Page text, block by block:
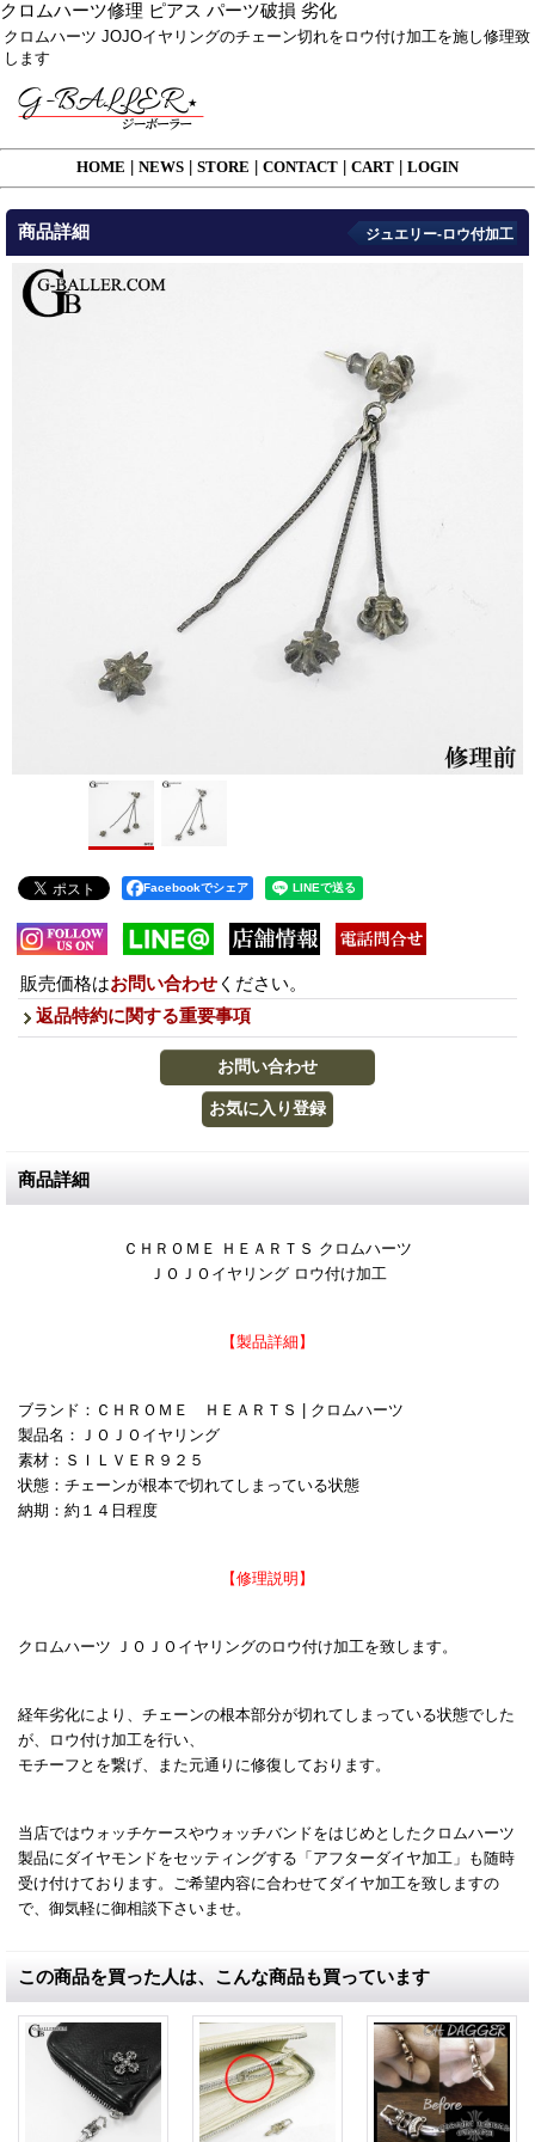
クロムハーツ修理 ピアス パーツ破損 劣化
クロムハーツ JOJOイヤリングのチェーン切れをロウ付け加工を施し修理致
します
HOME NEWS STORE CONTACT CART LOGIN
商品詳細 ジュエリー-ロウ付加工
Facebookでシェア
販売価格はお問い合わせ ください。
返品特約に関する重要事項
商品詳細
ＣＨＲＯＭＥ ＨＥＡＲＴＳ クロムハーツ
ＪＯＪＯイヤリング ロウ付け加工
【製品詳細】
ブランド：ＣＨＲＯＭＥ ＨＥＡＲＴＳ | クロムハーツ
製品名：ＪＯＪＯイヤリング
素材：ＳＩＬＶＥＲ９２５
状態：チェーンが根本で切れてしまっている状態
納期：約１４日程度
【修理説明】
クロムハーツ ＪＯＪＯイヤリングのロウ付け加工を致します。
経年劣化により、チェーンの根本部分が切れてしまっている状態でした
が、ロウ付け加工を行い、
モチーフとを繋げ、また元通りに修復しております。
当店ではウォッチケースやウォッチバンドをはじめとしたクロムハーツ
製品にダイヤモンドをセッティングする「アフターダイヤ加工」も随時
受け付けております。ご希望内容に合わせてダイヤ加工を致しますの
で、御気軽に御相談下さいませ。
この商品を買った人は、こんな商品も買っています